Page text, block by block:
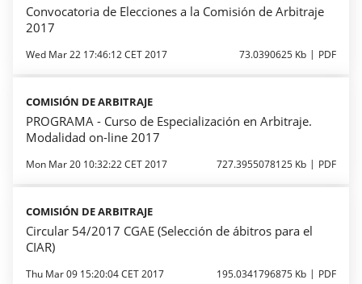
Convocatoria de Elecciones a la Comisión de Arbitraje
2017
Wed Mar 22 17:46:12 CET 2017 73.0390625 Kb PDF
COMISIÓN DE ARBITRAJE
PROGRAMA - Curso de Especialización en Arbitraje.
Modalidad on-line 2017
Mon Mar 20 10:32:22 CET 2017 727.3955078125 Kb PDF
COMISIÓN DE ARBITRAJE
Circular 54/2017 CGAE (Selección de ábitros para el
CIAR)
Thu Mar 09 15:20:04 CET 2017 195.0341796875 Kb PDF